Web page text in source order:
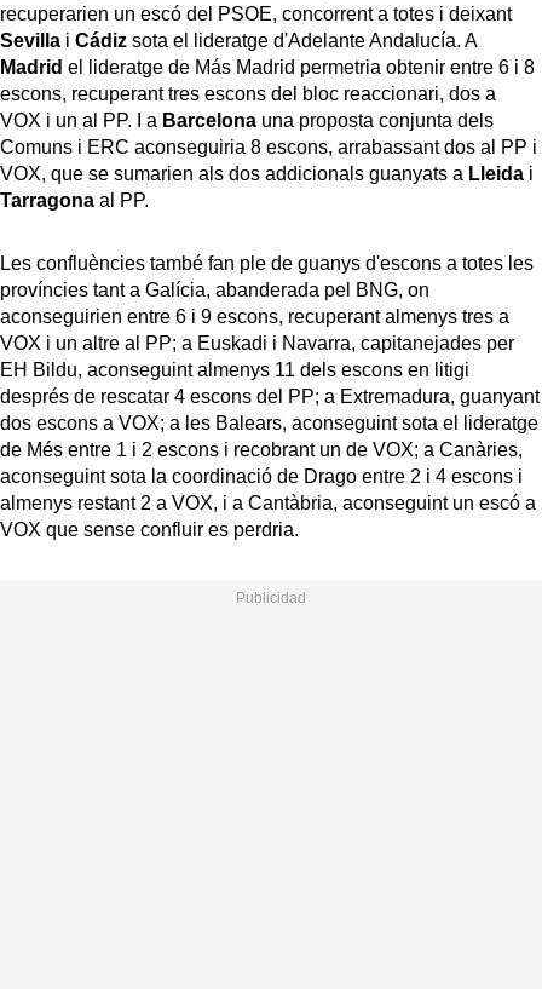
recuperarien un escó del PSOE, concorrent a totes i deixant
Sevilla i Cádiz sota el lideratge d'Adelante Andalucía. A
Madrid el lideratge de Más Madrid permetria obtenir entre 6 i 8
escons, recuperant tres escons del bloc reaccionari, dos a
VOX i un al PP. I a Barcelona una proposta conjunta dels
Comuns i ERC aconseguiria 8 escons, arrabassant dos al PP i
VOX, que se sumarien als dos addicionals guanyats a Lleida i
Tarragona al PP.
Les confluències també fan ple de guanys d'escons a totes les
províncies tant a Galícia, abanderada pel BNG, on
aconseguirien entre 6 i 9 escons, recuperant almenys tres a
VOX i un altre al PP; a Euskadi i Navarra, capitanejades per
EH Bildu, aconseguint almenys 11 dels escons en litigi
després de rescatar 4 escons del PP; a Extremadura, guanyant
dos escons a VOX; a les Balears, aconseguint sota el lideratge
de Més entre 1 i 2 escons i recobrant un de VOX; a Canàries,
aconseguint sota la coordinació de Drago entre 2 i 4 escons i
almenys restant 2 a VOX, i a Cantàbria, aconseguint un escó a
VOX que sense confluir es perdria.